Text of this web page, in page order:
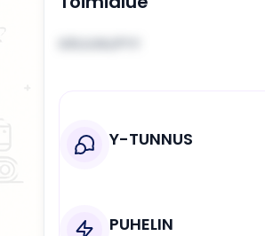
Y-TUNNUS
PUHELIN